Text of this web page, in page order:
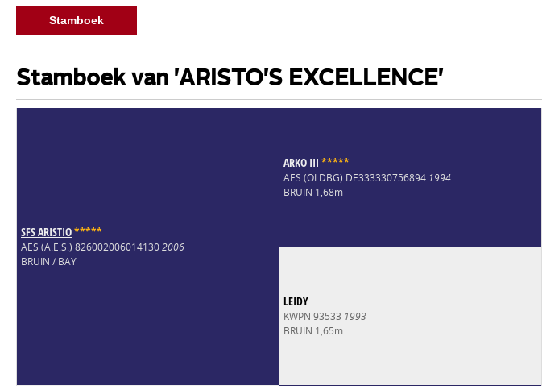
Stamboek
Stamboek van 'ARISTO'S EXCELLENCE'
SFS ARISTIO*****
AES (A.E.S.) 8260020060141302006
BRUIN / BAY
ARKO III *****
AES (OLDBG) DE333330756894 1994
BRUIN 1,68m
LEIDY
KWPN 93533 1993
BRUIN 1,65m